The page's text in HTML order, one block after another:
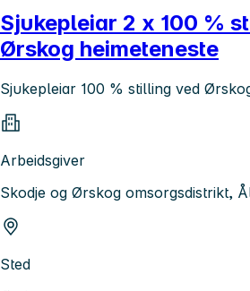
Sjukepleiar 2 x 100 %
Ørskog heimeteneste
Sjukepleiar 100 % stilling ved
Arbeidsgiver
Skodje og Ørskog omsorgsdistrikt,
Sted